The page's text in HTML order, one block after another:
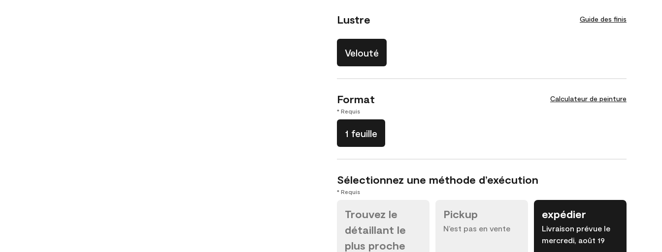
Lustre Guide des finis
Velouté
Format Calculateur de peinture
* Requis
1 feuille
Sélectionnez une méthode d’exécution
* Requis
Trouvez le
détaillant le
plus proche
Pickup
N’est pas en vente
expédier
Livraison prévue le
mercredi, août 19